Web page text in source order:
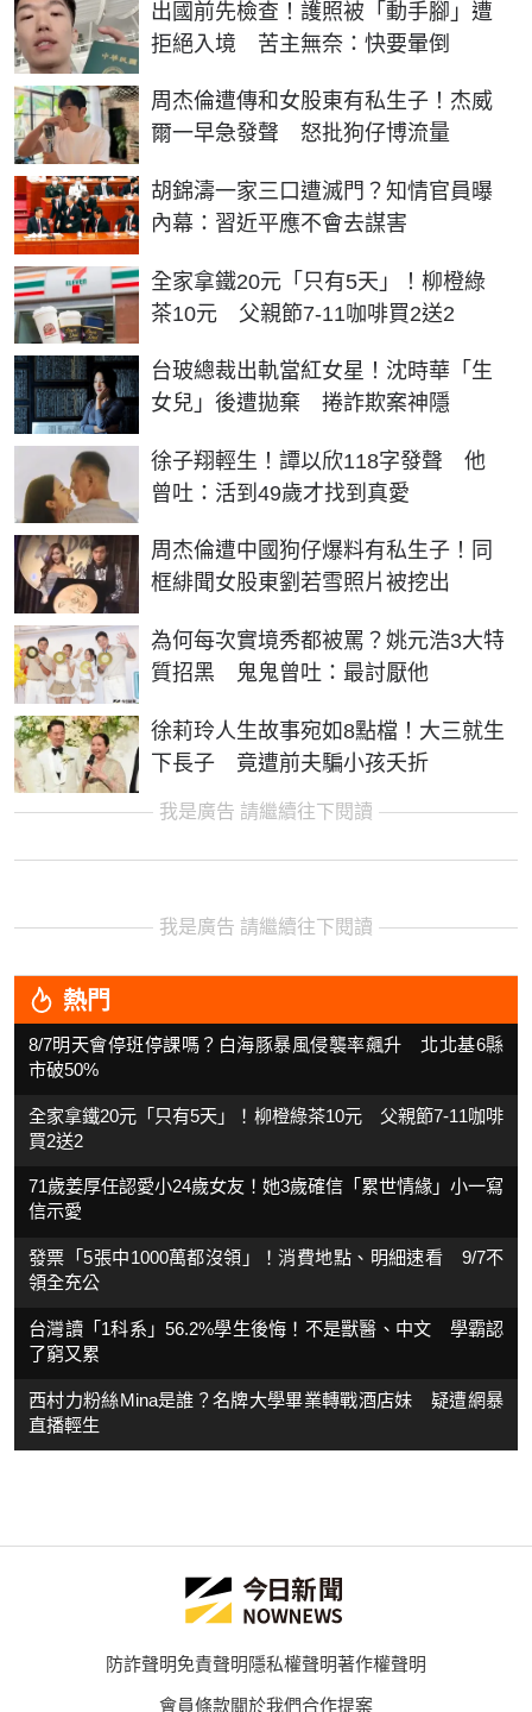
出國前先檢查！護照被「動手腳」遭
拒絕入境 苦主無奈：快要暈倒
周杰倫遭傳和女股東有私生子！杰威
爾一早急發聲 怒批狗仔博流量
胡錦濤一家三口遭滅門？知情官員曝
內幕：習近平應不會去謀害
全家拿鐵20元「只有5天」！柳橙綠
茶10元 父親節7-11咖啡買2送2
台玻總裁出軌當紅女星！沈時華「生
女兒」後遭拋棄 捲詐欺案神隱
徐子翔輕生！譚以欣118字發聲 他
曾吐：活到49歲才找到真愛
周杰倫遭中國狗仔爆料有私生子！同
框緋聞女股東劉若雪照片被挖出
為何每次實境秀都被罵？姚元浩3大特
質招黑 鬼鬼曾吐：最討厭他
徐莉玲人生故事宛如8點檔！大三就生
下長子 竟遭前夫騙小孩夭折
我是廣告 請繼續往下閱讀
我是廣告 請繼續往下閱讀
熱門
8/7明天會停班停課嗎？白海豚暴風侵襲率飆升 北北基6縣
市破50%
全家拿鐵20元「只有5天」！柳橙綠茶10元 父親節7-11咖啡
買2送2
71歲姜厚任認愛小24歲女友！她3歲確信「累世情緣」小一寫
信示愛
發票「5張中1000萬都沒領」！消費地點、明細速看 9/7不
領全充公
台灣讀「1科系」56.2%學生後悔！不是獸醫、中文 學霸認
了窮又累
西村力粉絲Mina是誰？名牌大學畢業轉戰酒店妹 疑遭網暴
直播輕生
防詐聲明免責聲明隱私權聲明著作權聲明
會員條款關於我們合作提案